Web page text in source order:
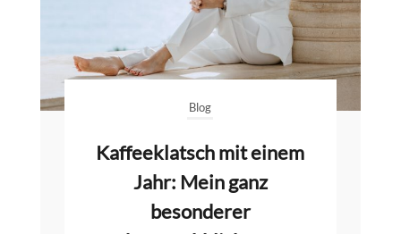
Blog
Kaffeeklatsch mit einem
Jahr: Mein ganz
besonderer